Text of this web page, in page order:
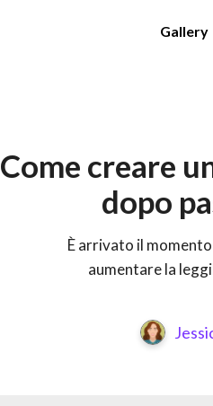
Gallery
Come creare
dopo
È arrivato il
aumentare la